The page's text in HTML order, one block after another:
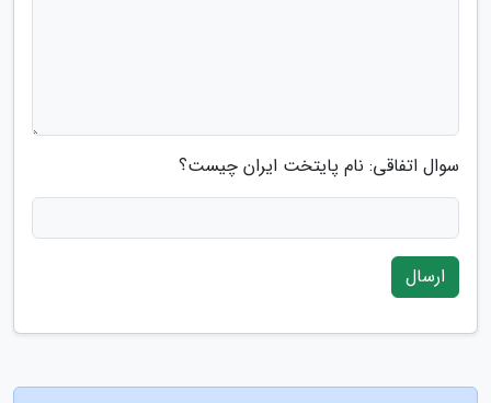
سوال اتفاقی: نام پایتخت ایران چیست؟
ارسال